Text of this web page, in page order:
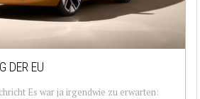
DER EU
Es war ja irgendwie zu erwarten: